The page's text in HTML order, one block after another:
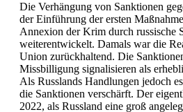
Die Verhängung von Sanktionen
der Einführung der ersten
Annexion der Krim durch russische
weiterentwickelt. Damals war die
Union zurückhaltend. Die
Missbilligung signalisieren als
Als Russlands Handlungen jedoch
die Sanktionen verschärft. Der
2022, als Russland eine groß